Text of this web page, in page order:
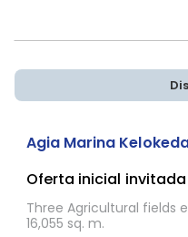
Agia Marina
Oferta inicial invitada
Three Agricultural fields
16,055 sq. m.